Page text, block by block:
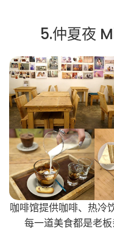
5.仲夏夜
咖啡馆提供咖啡、热冷
每一道美食都是老